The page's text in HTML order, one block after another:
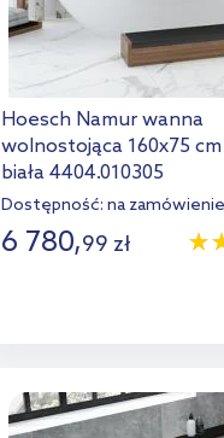
Hoesch Namur wanna
wolnostojąca 160x75
biała 4404.010305
Dostępność: na zamówienie
6 780,99 zł